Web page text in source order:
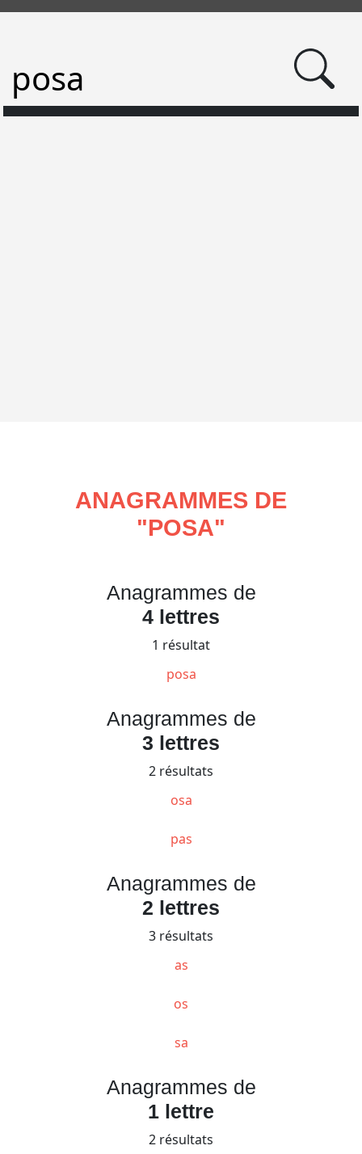
ANAGRAMMES DE
"POSA"
Anagrammes de
4 lettres
1 résultat
posa
Anagrammes de
3 lettres
2 résultats
osa
pas
Anagrammes de
2 lettres
3 résultats
as
os
sa
Anagrammes de
1 lettre
2 résultats